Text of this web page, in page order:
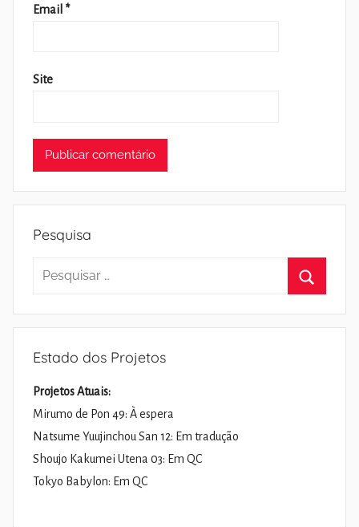
Email *
Site
Pesquisa
Pesquisar
Estado dos Projetos
Projetos Atuais:
Mirumo de Pon 49: À espera
Natsume Yuujinchou San 12: Em tradução
Shoujo Kakumei Utena 03: Em QC
Tokyo Babylon: Em QC